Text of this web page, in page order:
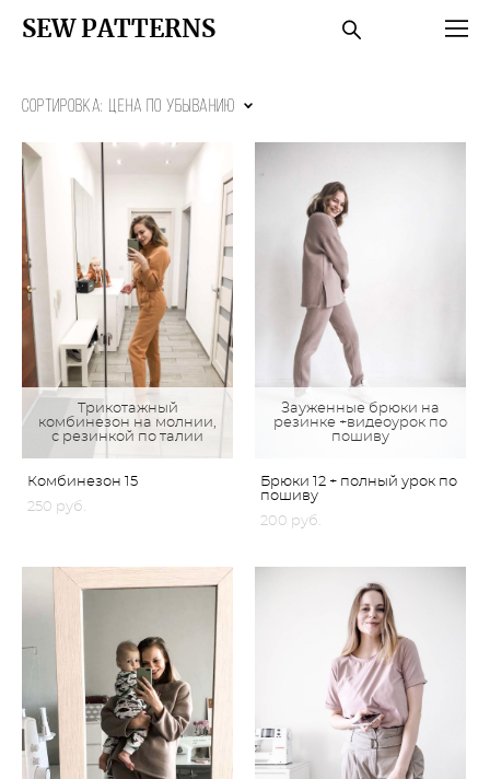
SEW PATTERNS
Сортировка: цена по убыванию
Трикотажный
комбинезон на молнии,
с резинкой по талии
Комбинезон 15
250 pуб.
Зауженные брюки на
резинке +видеоурок по
пошиву
Брюки 12 + полный урок по
пошиву
200 pуб.